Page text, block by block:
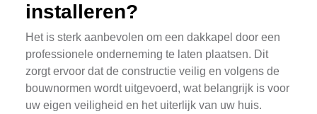
installeren?
Het is sterk aanbevolen om een dakkapel door een
professionele onderneming te laten plaatsen. Dit
zorgt ervoor dat de constructie veilig en volgens de
bouwnormen wordt uitgevoerd, wat belangrijk is voor
uw eigen veiligheid en het uiterlijk van uw huis.